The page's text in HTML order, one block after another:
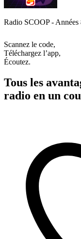
Radio SCOOP - Années
Scannez le code,
Téléchargez l’app,
Écoutez.
Tous les
radio en un